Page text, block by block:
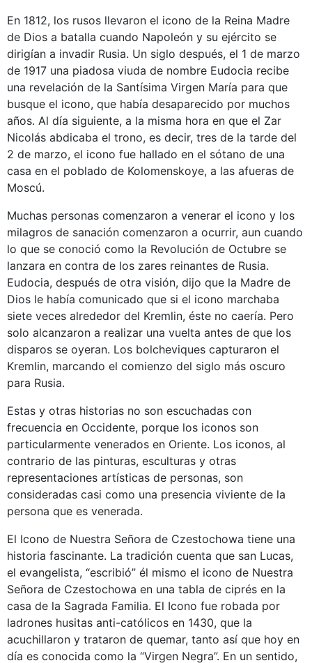
En 1812, los rusos llevaron el icono de la Reina Madre
de Dios a batalla cuando Napoleón y su ejército se
dirigían a invadir Rusia. Un siglo después, el 1 de marzo
de 1917 una piadosa viuda de nombre Eudocia recibe
una revelación de la Santísima Virgen María para que
busque el icono, que había desaparecido por muchos
años. Al día siguiente, a la misma hora en que el Zar
Nicolás abdicaba el trono, es decir, tres de la tarde del
2 de marzo, el icono fue hallado en el sótano de una
casa en el poblado de Kolomenskoye, a las afueras de
Moscú.
Muchas personas comenzaron a venerar el icono y los
milagros de sanación comenzaron a ocurrir, aun cuando
lo que se conoció como la Revolución de Octubre se
lanzara en contra de los zares reinantes de Rusia.
Eudocia, después de otra visión, dijo que la Madre de
Dios le había comunicado que si el icono marchaba
siete veces alrededor del Kremlin, éste no caería. Pero
solo alcanzaron a realizar una vuelta antes de que los
disparos se oyeran. Los bolcheviques capturaron el
Kremlin, marcando el comienzo del siglo más oscuro
para Rusia.
Estas y otras historias no son escuchadas con
frecuencia en Occidente, porque los iconos son
particularmente venerados en Oriente. Los iconos, al
contrario de las pinturas, esculturas y otras
representaciones artísticas de personas, son
consideradas casi como una presencia viviente de la
persona que es venerada.
El Icono de Nuestra Señora de Czestochowa tiene una
historia fascinante. La tradición cuenta que san Lucas,
el evangelista, “escribió” él mismo el icono de Nuestra
Señora de Czestochowa en una tabla de ciprés en la
casa de la Sagrada Familia. El Icono fue robada por
ladrones husitas anti-católicos en 1430, que la
acuchillaron y trataron de quemar, tanto así que hoy en
día es conocida como la “Virgen Negra”. En un sentido,